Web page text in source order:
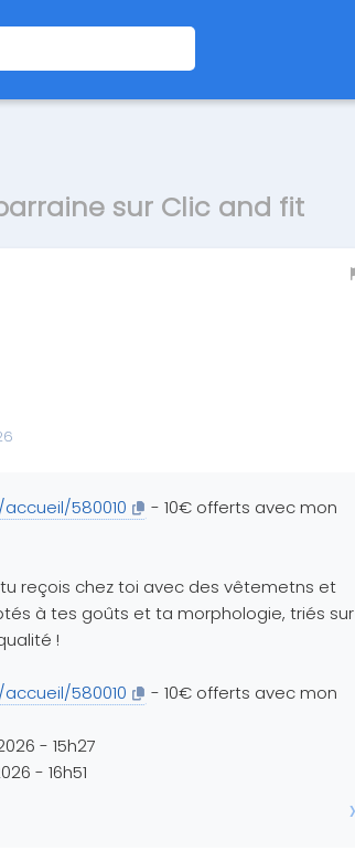
sur Clic and fit
580010
- 10€ offerts avec mon
reçois chez toi avec des vêtemetns et
à tes goûts et ta morphologie, triés sur
!
580010
- 10€ offerts avec mon
- 15h27
- 16h51